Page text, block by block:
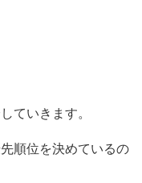
ていきます。
順位を決めているの